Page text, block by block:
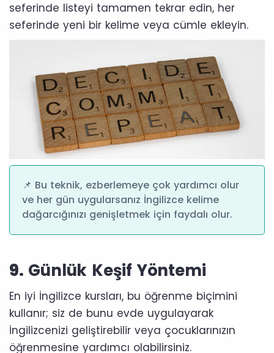
seferinde listeyi tamamen tekrar edin, her
seferinde yeni bir kelime veya cümle ekleyin.
📌 Bu teknik, ezberlemeye çok yardımcı olur
ve her gün uygularsanız İngilizce kelime
dağarcığınızı genişletmek için faydalı olur.
9. Günlük Keşif Yöntemi
En iyi İngilizce kursları, bu öğrenme biçimini
kullanır; siz de bunu evde uygulayarak
İngilizcenizi geliştirebilir veya çocuklarınızın
öğrenmesine yardımcı olabilirsiniz.